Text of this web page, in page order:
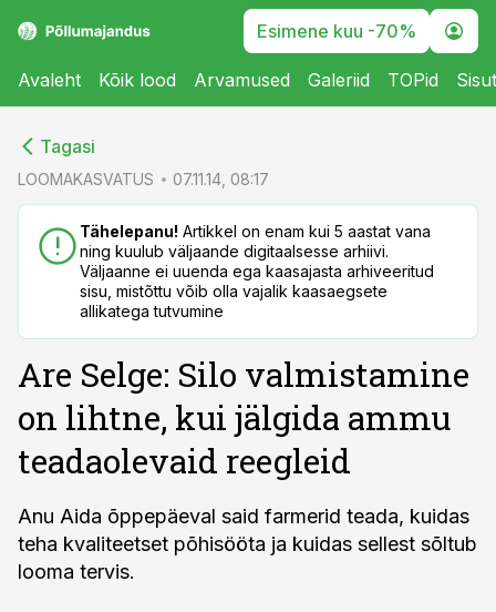
Esimene kuu -70%
Avaleht Kõik lood Arvamused Galeriid TOPid
Tagasi
LOOMAKASVATUS 07.11.14, 08:17
Tähelepanu! Artikkel on enam kui 5 aastat vana
ning kuulub väljaande digitaalsesse arhiivi.
Väljaanne ei uuenda ega kaasajasta arhiveeritud
sisu, mistõttu võib olla vajalik kaasaegsete
allikatega tutvumine
Are Selge: Silo valmistamine
on lihtne, kui jälgida ammu
teadaolevaid reegleid
Anu Aida õppepäeval said farmerid teada, kuidas
teha kvaliteetset põhisööta ja kuidas sellest sõltub
looma tervis.